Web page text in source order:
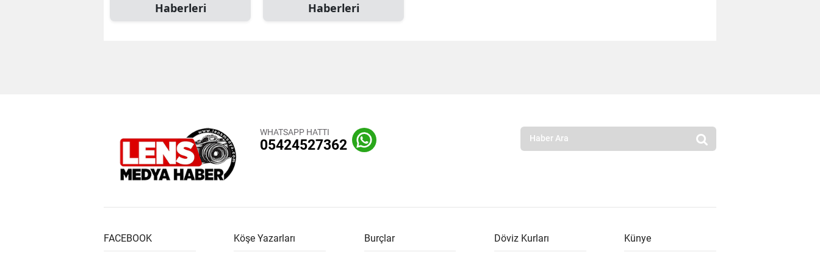
Haberleri
Haberleri
WHATSAPP HATTI
05424527362
FACEBOOK Köşe Yazarları Burçlar Döviz Kurları Künye